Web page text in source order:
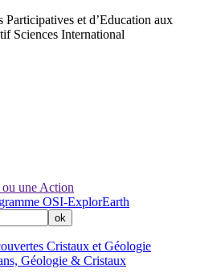
Participatives et d’Education aux
Sciences International
une Action
OSI-ExplorEarth
Cristaux et Géologie
Géologie & Cristaux